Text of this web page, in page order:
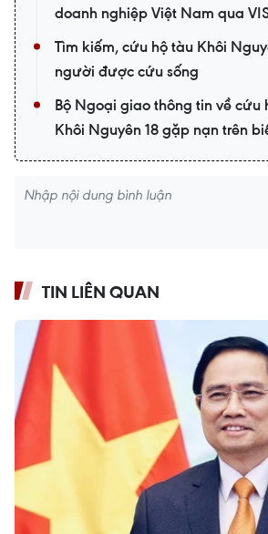
doanh nghiệp Việt Nam qua
Tìm kiếm, cứu hộ tàu Khôi
người được cứu sống
Bộ Ngoại giao thông tin về cứu
Khôi Nguyên 18 gặp nạn trên
TIN LIÊN QUAN